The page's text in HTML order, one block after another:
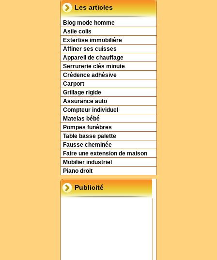
Les articles
Blog mode homme
Asile colis
Extertise immobilière
Affiner ses cuisses
Appareil de chauffage
Serrurerie clés minute
Crédence adhésive
Carport
Grillage rigide
Assurance auto
Compteur individuel
Matelas bébé
Pompes funèbres
Table basse palette
Fausse cheminée
Faire une extension de maison
Mobilier industriel
Piano droit
Publicité